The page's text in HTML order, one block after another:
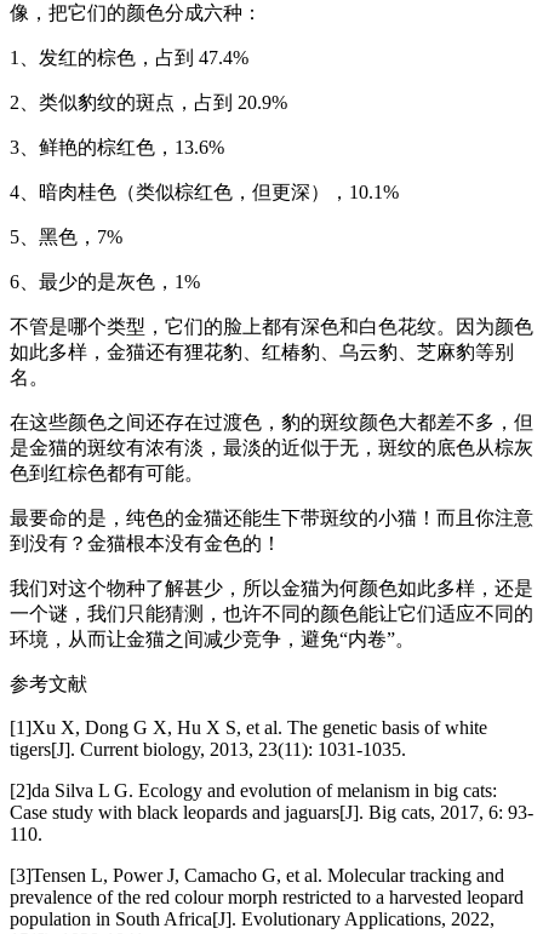
像，把它们的颜色分成六种：
1、发红的棕色，占到 47.4%
2、类似豹纹的斑点，占到 20.9%
3、鲜艳的棕红色，13.6%
4、暗肉桂色（类似棕红色，但更深），10.1%
5、黑色，7%
6、最少的是灰色，1%
不管是哪个类型，它们的脸上都有深色和白色花纹。因为颜色
如此多样，金猫还有狸花豹、红椿豹、乌云豹、芝麻豹等别
名。
在这些颜色之间还存在过渡色，豹的斑纹颜色大都差不多，但
是金猫的斑纹有浓有淡，最淡的近似于无，斑纹的底色从棕灰
色到红棕色都有可能。
最要命的是，纯色的金猫还能生下带斑纹的小猫！而且你注意
到没有？金猫根本没有金色的！
我们对这个物种了解甚少，所以金猫为何颜色如此多样，还是
一个谜，我们只能猜测，也许不同的颜色能让它们适应不同的
环境，从而让金猫之间减少竞争，避免“内卷”。
参考文献
[1]Xu X, Dong G X, Hu X S, et al. The genetic basis of white
tigers[J]. Current biology, 2013, 23(11): 1031-1035.
[2]da Silva L G. Ecology and evolution of melanism in big cats:
Case study with black leopards and jaguars[J]. Big cats, 2017, 6: 93-
110.
[3]Tensen L, Power J, Camacho G, et al. Molecular tracking and
prevalence of the red colour morph restricted to a harvested leopard
population in South Africa[J]. Evolutionary Applications, 2022,